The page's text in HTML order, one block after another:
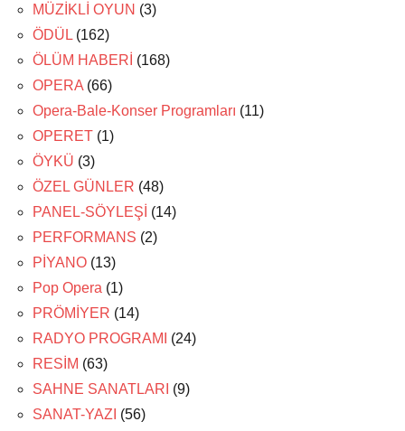
MÜZİKLİ OYUN (3)
ÖDÜL (162)
ÖLÜM HABERİ (168)
OPERA (66)
Opera-Bale-Konser Programları (11)
OPERET (1)
ÖYKÜ (3)
ÖZEL GÜNLER (48)
PANEL-SÖYLEŞİ (14)
PERFORMANS (2)
PİYANO (13)
Pop Opera (1)
PRÖMİYER (14)
RADYO PROGRAMI
(24)
RESİM (63)
SAHNE SANATLARI (9)
SANAT-YAZI (56)